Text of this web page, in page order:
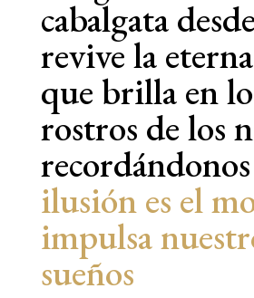
cabalgata
revive la
que brilla en
rostros de los
ilusión es el
impulsa
sueños